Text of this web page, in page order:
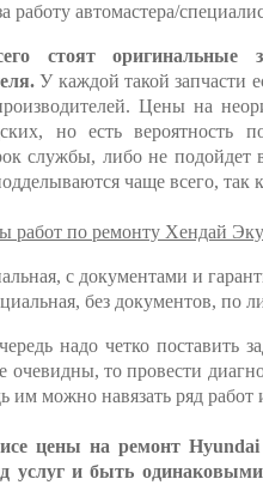
работу автомастера/
стоят
У каждой такой запчасти
Цены на
но есть вероятность
службы, либо не подойдет
чаще всего, так
работ по ремонту Хендай
с документами и
без документов, по
надо четко поставить
очевидны, то провести
им можно навязать ряд
цены на ремонт
услуг и быть